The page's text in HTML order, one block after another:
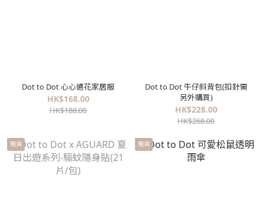
Dot to Dot 心心通花家居服
HK$168.00
HK$188.00
Dot to Dot 牛仔斜背包(扣針需
另外購買)
HK$228.00
HK$268.00
現貨 現貨